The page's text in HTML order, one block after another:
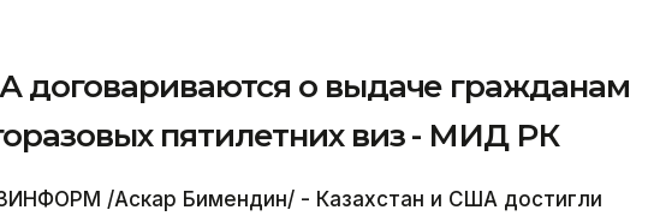
договариваются о выдаче гражданам
пятилетних виз - МИД РК
/Аскар Бимендин/ - Казахстан и США достигли